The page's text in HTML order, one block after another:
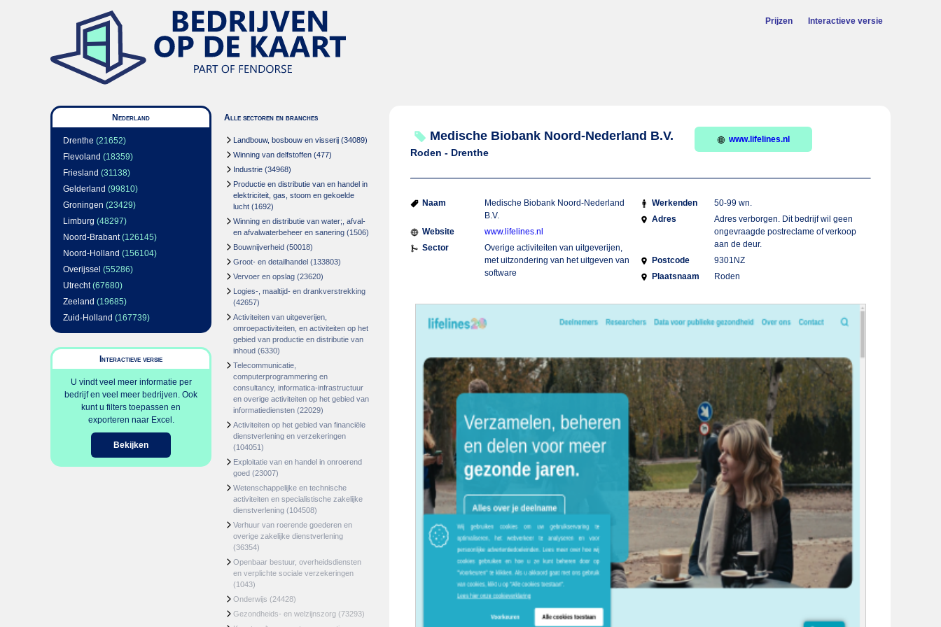
Prijzen Interactieve versie
Nederland
Drenthe (21652)
Flevoland (18359)
Friesland (31138)
Gelderland (99810)
Groningen (23429)
Limburg (48297)
Noord-Brabant(126145)
Noord-Holland (156104)
Overijssel (55286)
Utrecht(67680)
Zeeland (19685)
Zuid-Holland (167739)
Interactieve versie
U vindt veel meer informatie per
bedrijf en veel meer bedrijven. Ook
kunt u filters toepassen en
exporteren naar Excel.
Bekijken
Alle sectoren en branches
Landbouw, bosbouw en visserij (34089)
Winning van delfstoffen (477)
Industrie (34968)
Productie en distributie van en handel in
elektriciteit, gas, stoom en gekoelde
lucht (1692)
Winning en distributie van water;, afval-
en afvalwaterbeheer en sanering (1506)
Bouwnijverheid (50018)
Groot- en detailhandel (133803)
Vervoer en opslag (23620)
Logies-, maaltijd- en drankverstrekking
(42657)
Activiteiten van uitgeverijen,
omroepactiviteiten, en activiteiten op het
gebied van productie en distributie van
inhoud (6330)
Telecommunicatie,
computerprogrammering en
consultancy, informatica-infrastructuur
en overige activiteiten op het gebied van
informatiediensten (22029)
Activiteiten op het gebied van financiële
dienstverlening en verzekeringen
(104051)
Exploitatie van en handel in onroerend
goed (23007)
Wetenschappelijke en technische
activiteiten en specialistische zakelijke
dienstverlening (104508)
Verhuur van roerende goederen en
overige zakelijke dienstverlening
(36354)
Openbaar bestuur, overheidsdiensten
en verplichte sociale verzekeringen
(1043)
Onderwijs (24428)
Gezondheids- en welzijnszorg (73293)
Medische Biobank Noord-Nederland B.V.
Roden - Drenthe
www.lifelines.nl
Naam
Medische Biobank Noord-Nederland
B.V.
Website
www.lifelines.nl
Sector
Overige activiteiten van uitgeverijen,
met uitzondering van het uitgeven van
software
Werkenden
50-99 wn.
Adres
Adres verborgen. Dit bedrijf wil geen
ongevraagde postreclame of verkoop
aan de deur.
Postcode
9301NZ
Plaatsnaam
Roden